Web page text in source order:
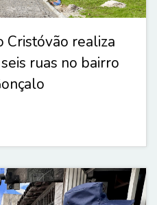
Cristóvão realiza
ruas no bairro